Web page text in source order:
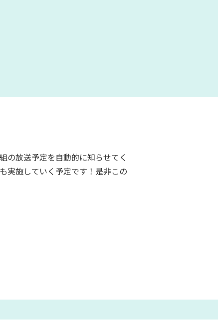
の放送予定を自動的に知らせてく
実施していく予定です！是非この